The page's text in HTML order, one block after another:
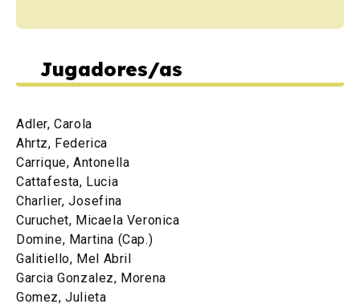
Jugadores/as
Adler, Carola
Ahrtz, Federica
Carrique, Antonella
Cattafesta, Lucia
Charlier, Josefina
Curuchet, Micaela Veronica
Domine, Martina (Cap.)
Galitiello, Mel Abril
Garcia Gonzalez, Morena
Gomez, Julieta